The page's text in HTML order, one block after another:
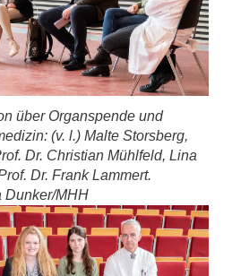
über Organspende und
(v. l.) Malte Storsberg,
Dr. Christian Mühlfeld, Lina
Dr. Frank Lammert.
Dunker/MHH